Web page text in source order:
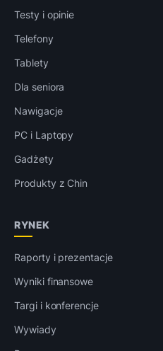
Testy i opinie
Telefony
Tablety
Dla seniora
Nawigacje
PC i Laptopy
Gadżety
Produkty z Chin
RYNEK
Raporty i prezentacje
Wyniki finansowe
Targi i konferencje
Wywiady